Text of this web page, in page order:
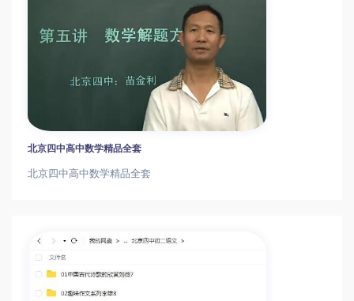
北京四中高中数学精品全套
北京四中高中数学精品全套